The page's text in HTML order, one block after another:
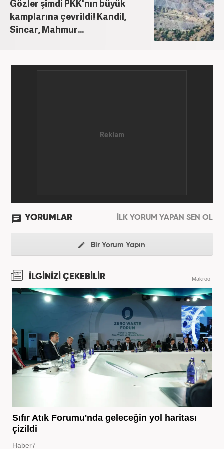
Gözler şimdi PKK'nın büyük
kamplarına çevrildi! Kandil,
Sincar, Mahmur...
YORUMLAR İLK YORUM YAPAN SEN OL
Bir Yorum Yapın
İLGİNİZİ ÇEKEBİLİR Makroo
Sıfır Atık Forumu'nda geleceğin yol haritası
çizildi
Haber7